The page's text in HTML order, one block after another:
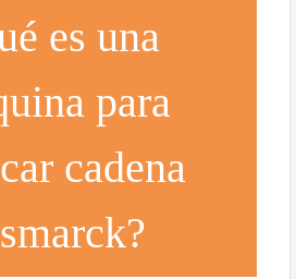
es una
para
cadena